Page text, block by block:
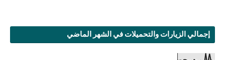
إجمالي الزيارات والتحميلات في الشهر الماضي